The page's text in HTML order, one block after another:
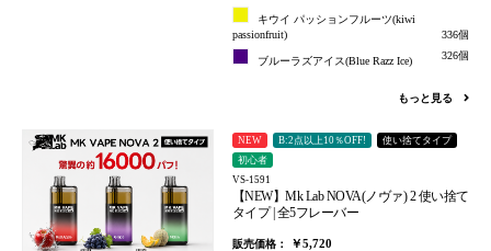
キウイ パッションフルーツ(kiwi
passionfruit)
336個
ブルーラズアイス(Blue Razz Ice) 326個
もっと見る
NEW B:2点以上10％OFF!
使い捨てタイプ
初心者
VS-1591
【NEW】Mk Lab NOVA(ノヴァ) 2 使い捨て
タイプ | 全5フレーバー
販売価格： ￥5,720